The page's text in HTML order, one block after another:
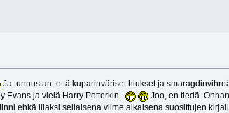
Ja tunnustan, että kuparinväriset hiukset ja
Evans ja vielä Harry Potterkin.
Joo, en tiedä.
ehkä liiaksi sellaisena viime aikaisena suosittujen